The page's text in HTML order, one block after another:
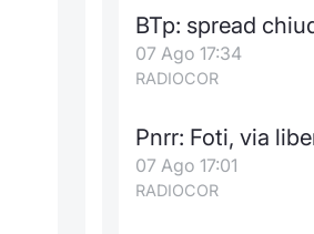
BTp: spread
07 Ago 17:34
RADIOCOR
Pnrr: Foti, via
07 Ago 17:01
RADIOCOR